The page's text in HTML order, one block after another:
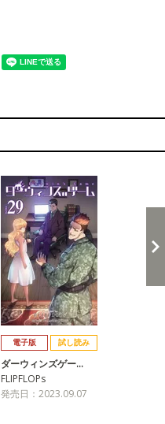
電子版 試し読み
ダーウィンズゲー…
FLIPFLOPs
発売日：2023.09.07